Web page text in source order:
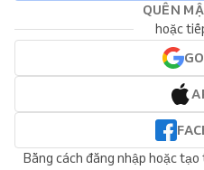
QUÊN
hoặc
Bằng cách đăng nhập hoặc